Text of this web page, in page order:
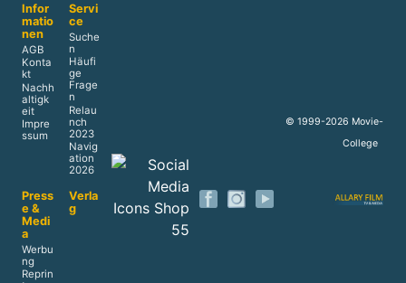
Infor
matio
nen
AGB
Konta
kt
Nachh
altigk
eit
Impre
ssum
Servi
ce
Suche
n
Häufi
ge
Frage
n
Relau
nch
2023
Navig
ation
2026
Press
e &
Medi
a
Werbu
ng
Reprin
Verla
g
© 1999-2026 Movie-
College